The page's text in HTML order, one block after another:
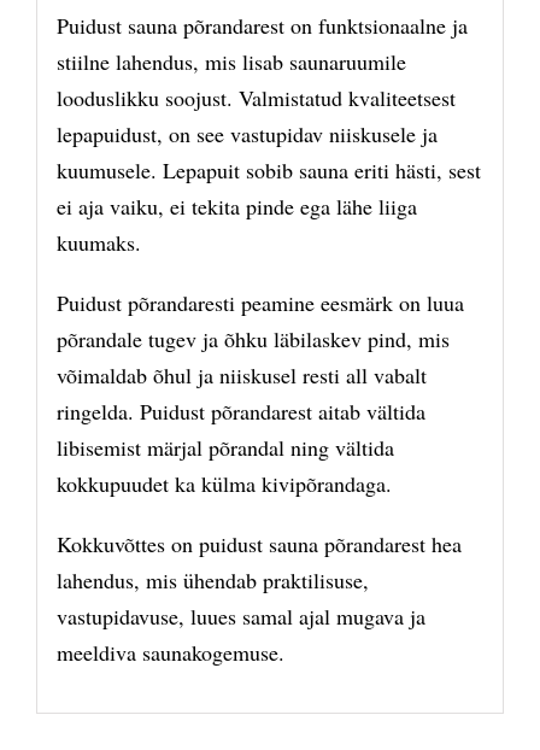
Puidust sauna põrandarest on funktsionaalne ja
stiilne lahendus, mis lisab saunaruumile
looduslikku soojust. Valmistatud kvaliteetsest
lepapuidust, on see vastupidav niiskusele ja
kuumusele. Lepapuit sobib sauna eriti hästi, sest
ei aja vaiku, ei tekita pinde ega lähe liiga
kuumaks.
Puidust põrandaresti peamine eesmärk on luua
põrandale tugev ja õhku läbilaskev pind, mis
võimaldab õhul ja niiskusel resti all vabalt
ringelda. Puidust põrandarest aitab vältida
libisemist märjal põrandal ning vältida
kokkupuudet ka külma kivipõrandaga.
Kokkuvõttes on puidust sauna põrandarest hea
lahendus, mis ühendab praktilisuse,
vastupidavuse, luues samal ajal mugava ja
meeldiva saunakogemuse.